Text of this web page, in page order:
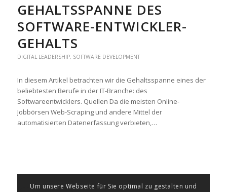
GEHALTSSPANNE DES
SOFTWARE-ENTWICKLER-
GEHALTS
DIGITAL LEADERSHIP, SOFTWARE DEVELOPMENT
In diesem Artikel betrachten wir die Gehaltsspanne eines der
beliebtesten Berufe in der IT-Branche: des
Softwareentwicklers. Quellen Da die meisten Online-
Jobbörsen Web-Scraping und andere Mittel der
automatisierten Datenerfassung verbieten,…
Um unsere Webseite für Sie optimal zu gestalten und